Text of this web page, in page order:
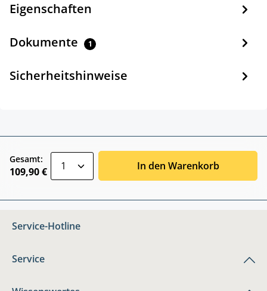
Eigenschaften
Dokumente 1
Sicherheitshinweise
Gesamt:
109,90 € In den Warenkorb
Service-Hotline
Service